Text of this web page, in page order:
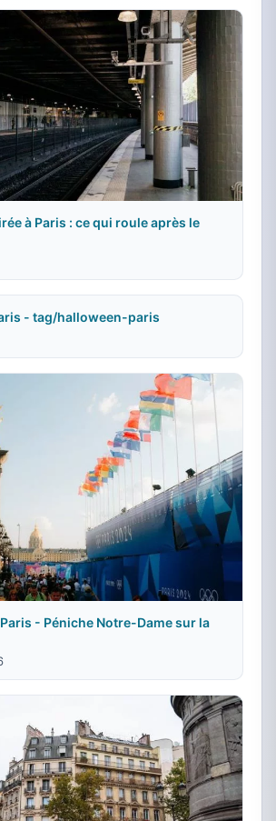
à Paris : ce qui roule après le
- tag/halloween-paris
- Péniche Notre-Dame sur la